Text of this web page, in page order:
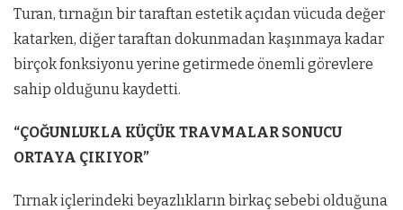
Turan, tırnağın bir taraftan estetik açıdan vücuda değer
katarken, diğer taraftan dokunmadan kaşınmaya kadar
birçok fonksiyonu yerine getirmede önemli görevlere
sahip olduğunu kaydetti.
“ÇOĞUNLUKLA KÜÇÜK TRAVMALAR SONUCU
ORTAYA ÇIKIYOR”
Tırnak içlerindeki beyazlıkların birkaç sebebi olduğuna